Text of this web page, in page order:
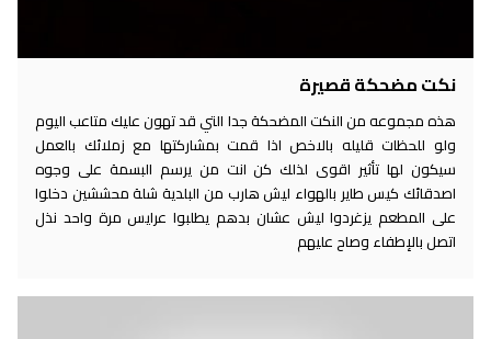
نكت مضحكة قصيرة
هذه مجموعه من النكت المضحكة جدا التي قد تهون عليك متاعب اليوم
ولو للحظات قليله بالاخص اذا قمت بمشاركتها مع زملائك بالعمل
سيكون لها تأثير اقوى لذلك كن انت من يرسم البسمة على وجوه
اصدقائك كيس طاير بالهواء ليش هارب من البلدية شلة محششين دخلوا
على المطعم يزغردوا ليش عشان بدهم يطلبوا عرايس مرة واحد نذل
اتصل بالإطفاء وصاح عليهم